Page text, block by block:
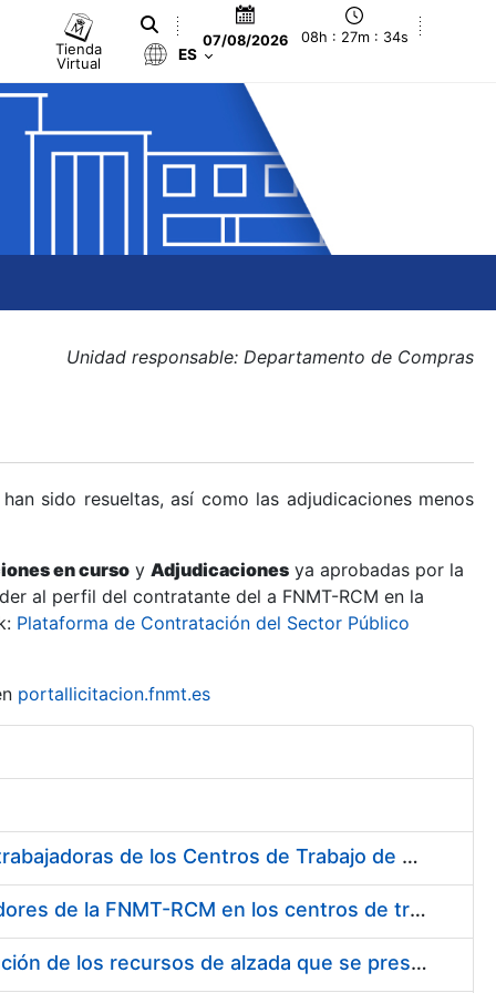
Tienda
Virtual
07/08/2026 08h : 27m : 34s
ES
Unidad responsable: Departamento de Compras
sido resueltas, así como las adjudicaciones menos
en curso y Adjudicaciones ya aprobadas por la
al perfil del contratante del a FNMT-RCM en la
Plataforma de Contratación del Sector Público
portallicitacion.fnmt.es
Suministro de Protectores Auditivos a medida para las personas trabajadoras de los Centros de Trabajo de Madrid y Burgos
Suministro de gafas graduadas antiproyecciones para los trabajadores de la FNMT-RCM en los centros de trabajo de Madrid y Burgos
Servicios de una empresa externa para el asesoramiento y resolución de los recursos de alzada que se presentan relacionados con procesos de selección para la FNMT-RCM